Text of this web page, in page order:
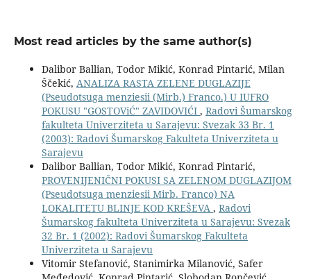
Most read articles by the same author(s)
Dalibor Ballian, Todor Mikić, Konrad Pintarić, Milan
Ščekić, ANALIZA RASTA ZELENE DUGLAZIJE
(Pseudotsuga menziesii (Mirb.) Franco.) U IUFRO
POKUSU "GOSTOViĆ" ZAVIDOVIĆI , Radovi Šumarskog
fakulteta Univerziteta u Sarajevu: Svezak 33 Br. 1
(2003): Radovi Šumarskog Fakulteta Univerziteta u
Sarajevu
Dalibor Ballian, Todor Mikić, Konrad Pintarić,
PROVENIJENIČNI POKUSI SA ZELENOM DUGLAZIJOM
(Pseudotsuga menziesii Mirb. Franco) NA
LOKALITETU BLINJE KOD KREŠEVA , Radovi
Šumarskog fakulteta Univerziteta u Sarajevu: Svezak
32 Br. 1 (2002): Radovi Šumarskog Fakulteta
Univerziteta u Sarajevu
Vitomir Stefanović, Stanimirka Milanović, Safer